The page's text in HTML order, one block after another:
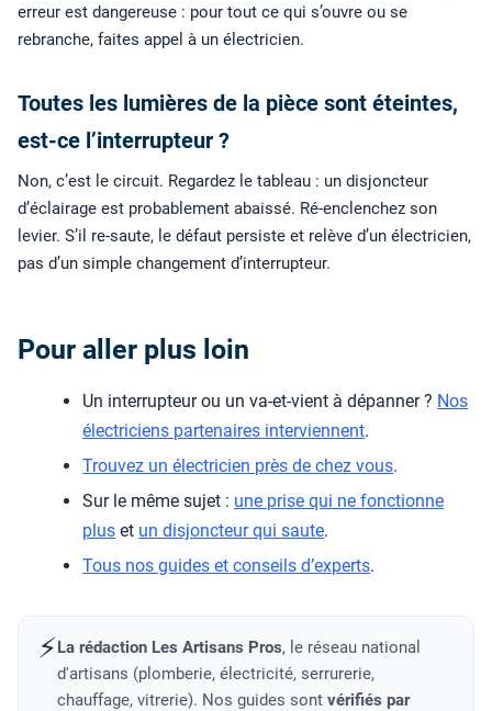
erreur est dangereuse : pour tout ce qui s’ouvre ou se
rebranche, faites appel à un électricien.
Toutes les lumières de la pièce sont éteintes,
est-ce l’interrupteur ?
Non, c’est le circuit. Regardez le tableau : un disjoncteur
d’éclairage est probablement abaissé. Ré-enclenchez son
levier. S’il re-saute, le défaut persiste et relève d’un électricien,
pas d’un simple changement d’interrupteur.
Pour aller plus loin
Un interrupteur ou un va-et-vient à dépanner ? Nos
électriciens partenaires interviennent.
Trouvez un électricien près de chez vous.
Sur le même sujet : une prise qui ne fonctionne
plus et un disjoncteur qui saute.
Tous nos guides et conseils d’experts.
⚡La rédaction Les Artisans Pros, le réseau national
d'artisans (plomberie, électricité, serrurerie,
chauffage, vitrerie). Nos guides sont vérifiés par